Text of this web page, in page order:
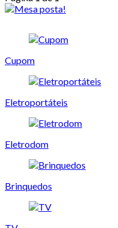
Cupom
Eletroportáteis
Eletrodom
Brinquedos